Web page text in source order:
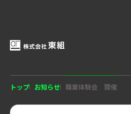
トップ お知らせ 職業体験会 開催